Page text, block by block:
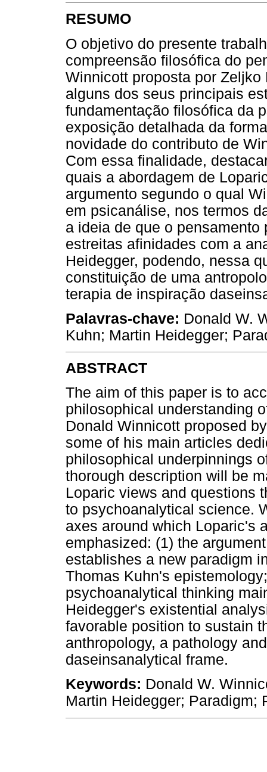
RESUMO
O objetivo do presente
compreensão filosófica do
Winnicott proposta por
alguns dos seus principais
fundamentação filosófica da
exposição detalhada da
novidade do contributo de
Com essa finalidade,
quais a abordagem de
argumento segundo o qual
em psicanálise, nos termos
a ideia de que o
estreitas afinidades com a
Heidegger, podendo, nessa
constituição de uma
terapia de inspiração
Palavras-chave: Donald W.
Kuhn; Martin Heidegger;
ABSTRACT
The aim of this paper is to
philosophical understanding
Donald Winnicott proposed
some of his main articles
philosophical underpinnings
thorough description will be
Loparic views and questions
to psychoanalytical science.
axes around which Loparic's
emphasized: (1) the
establishes a new paradigm
Thomas Kuhn's
psychoanalytical thinking
Heidegger's existential
favorable position to sustain
anthropology, a pathology
daseinsanalytical frame.
Keywords: Donald W.
Martin Heidegger; Paradigm;